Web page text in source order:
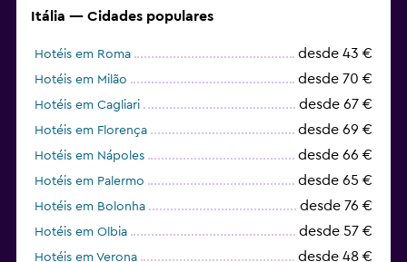
Itália — Cidades populares
Hotéis em Roma desde 43 €
Hotéis em Milão desde 70 €
Hotéis em Cagliari desde 67 €
Hotéis em Florença desde 69 €
Hotéis em Nápoles desde 66 €
Hotéis em Palermo desde 65 €
Hotéis em Bolonha desde 76 €
Hotéis em Olbia desde 57 €
Hotéis em Verona desde 48 €